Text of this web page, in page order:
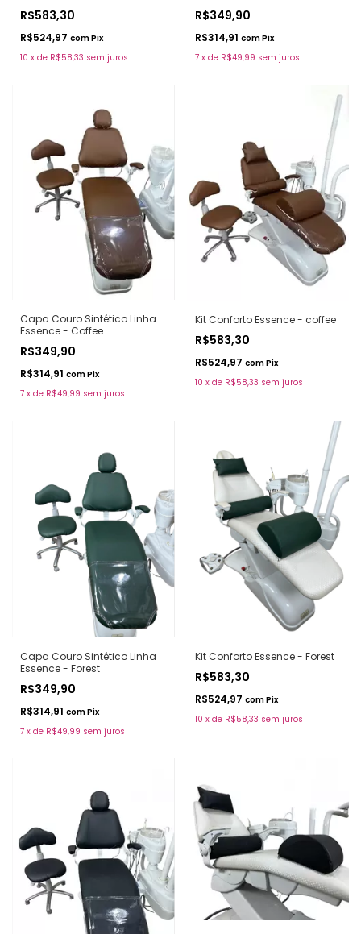
R$583,30
R$524,97 comPix
10 x de R$58,33 sem juros
R$349,90
R$314,91 comPix
7 x de R$49,99 sem juros
Capa Couro Sintético Linha
Essence - Coffee
R$349,90
R$314,91 comPix
7 x de R$49,99 sem juros
Kit Conforto Essence - coffee
R$583,30
R$524,97 comPix
10 x de R$58,33 sem juros
Capa Couro Sintético Linha
Essence - Forest
R$349,90
R$314,91 comPix
7 x de R$49,99 sem juros
Kit Conforto Essence - Forest
R$583,30
R$524,97 comPix
10 x de R$58,33 sem juros